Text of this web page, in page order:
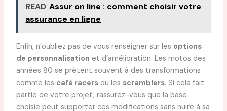
READ Assur on line : comment choisir votre
assurance en ligne
Enfin, n’oubliez pas de vous renseigner sur les options
de personnalisation et d’amélioration. Les motos des
années 80 se prêtent souvent à des transformations
comme les café racersou les scramblers. Si cela fait
partie de votre projet, rassurez-vous que la base
choisie peut supporter ces modifications sans nuire à sa